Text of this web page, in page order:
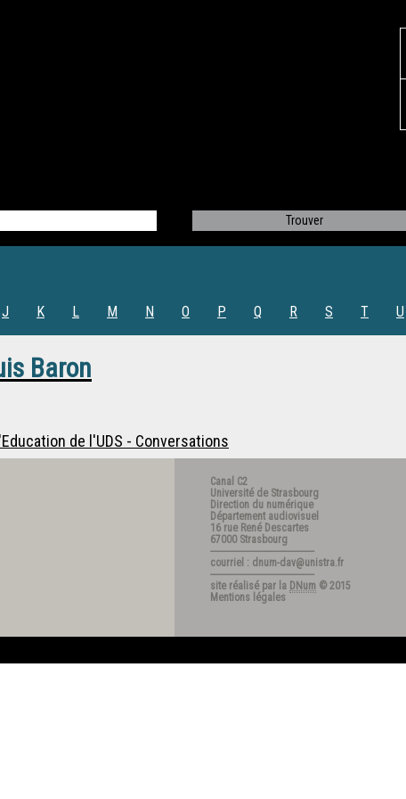
J K L M N O P Q R S T U
Baron
de l'UDS - Conversations
Canal C2
Université de Strasbourg
Direction du numérique
Département audiovisuel
16 rue René Descartes
67000 Strasbourg
---------------------------------------
courriel : dnum-dav@unistra.fr
---------------------------------------
site réalisé par la DNum © 2015
Mentions légales